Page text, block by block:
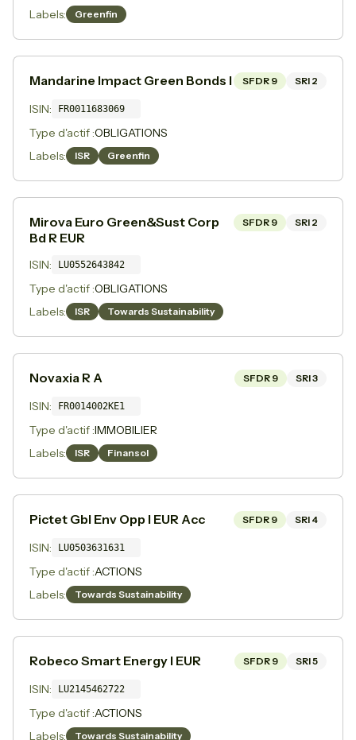
Labels: Greenfin
Mandarine Impact Green Bonds I SFDR 9 SRI 2
ISIN: FR0011683069
Type d'actif :OBLIGATIONS
Labels:
ISR Greenfin
Mirova Euro Green&Sust Corp
Bd R EUR
SFDR 9 SRI 2
ISIN: LU0552643842
Type d'actif :OBLIGATIONS
Labels:
ISR Towards Sustainability
Novaxia R A SFDR 9 SRI3
ISIN: FR0014002KE1
Type d'actif :IMMOBILIER
Labels:
ISR Finansol
Pictet Gbl Env Opp I EUR Acc SFDR 9 SRI 4
ISIN: LU0503631631
Type d'actif :ACTIONS
Labels:
Towards Sustainability
Robeco Smart Energy I EUR SFDR 9 SRI5
ISIN: LU2145462722
Type d'actif :ACTIONS
Labels:
Towards Sustainability